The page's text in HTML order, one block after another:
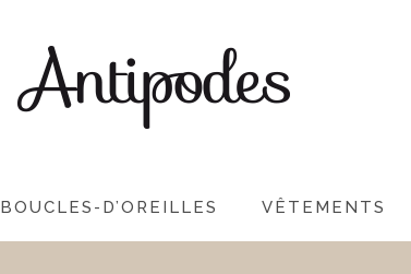
BOUCLES-D’OREILLES VÊTEMENTS